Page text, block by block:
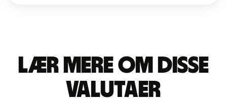
Lær mere om disse
valutaer